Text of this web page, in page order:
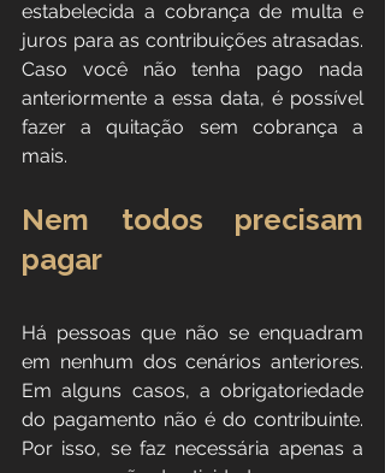
estabelecida a cobrança de multa e
juros para as contribuições atrasadas.
Caso você não tenha pago nada
anteriormente a essa data, é possível
fazer a quitação sem cobrança a
mais.
Nem todos precisam
pagar
Há pessoas que não se enquadram
em nenhum dos cenários anteriores.
Em alguns casos, a obrigatoriedade
do pagamento não é do contribuinte.
Por isso, se faz necessária apenas a